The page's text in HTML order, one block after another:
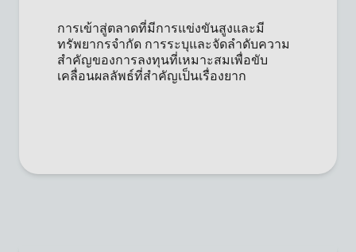
การเข้าสู่ตลาดที่มีการแข่งขันสูงและมี
ทรัพยากรจำกัด การระบุและจัดลำดับความ
สำคัญของการลงทุนที่เหมาะสมเพื่อขับ
เคลื่อนผลลัพธ์ที่สำคัญเป็นเรื่องยาก